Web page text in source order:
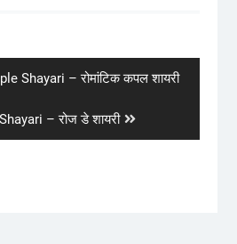
Shayari – रोमांटिक कपल शायरी
– रोज डे शायरी